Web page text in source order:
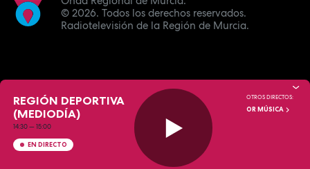
© 2026. Todos los derechos reservados.
Radiotelevisión de la Región de Murcia.
REGIÓN DEPORTIVA
(MEDIODÍA)
14:30—15:00
EN DIRECTO
OTROS DIRECTOS:
OR MÚSICA